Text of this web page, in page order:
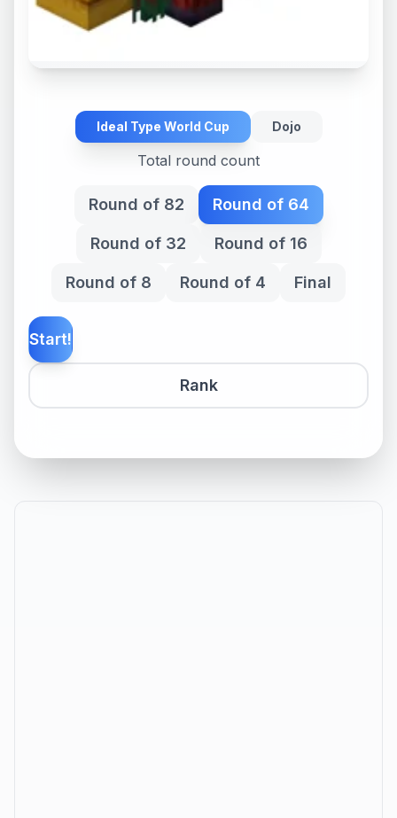
Ideal Type World Cup Dojo
Total round count
Round of 82 Round of 64
Round of 32 Round of 16
Round of 8 Round of 4 Final
Rank
Start!